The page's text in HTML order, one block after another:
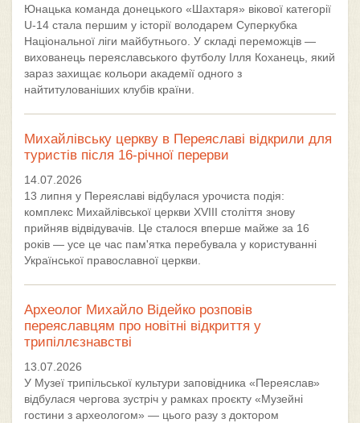
Юнацька команда донецького «Шахтаря» вікової категорії
U-14 стала першим у історії володарем Суперкубка
Національної ліги майбутнього. У складі переможців —
вихованець переяславського футболу Ілля Коханець, який
зараз захищає кольори академії одного з
найтитулованіших клубів країни.
Михайлівську церкву в Переяславі відкрили для
туристів після 16-річної перерви
14.07.2026
13 липня у Переяславі відбулася урочиста подія:
комплекс Михайлівської церкви XVIII століття знову
прийняв відвідувачів. Це сталося вперше майже за 16
років — усе це час пам'ятка перебувала у користуванні
Української православної церкви.
Археолог Михайло Відейко розповів
переяславцям про новітні відкриття у
трипіллєзнавстві
13.07.2026
У Музеї трипільської культури заповідника «Переяслав»
відбулася чергова зустріч у рамках проєкту «Музейні
гостини з археологом» — цього разу з доктором